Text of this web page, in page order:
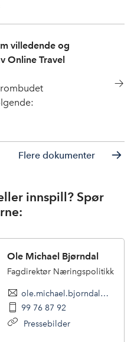
villedende og
Online Travel
Flere dokumenter
innspill? Spør
Ole Michael Bjørndal
Fagdirektør Næringspolitikk
ole.michael.bjorndal@nhoreiseliv.no
99 76 87 92
Pressebilder